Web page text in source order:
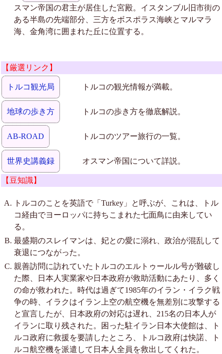
スマン帝国の君主が居住した宮殿。イスタンブル旧市街の
ある半島の先端部分、三方をボスポラス海峡とマルマラ
海、金角湾に囲まれた丘に位置する。
【厳選リンク】
トルコ観光局 トルコの観光情報が満載。
地球の歩き方 トルコの歩き方を徹底解説。
AB-ROAD トルコのツアー旅行の一覧。
世界史講義録 オスマン帝国について詳説。
【豆知識】
トルコのことを英語で「Turkey」と呼ぶが、これは、トル
コ経由でヨーロッパに持ちこまれた七面鳥に由来してい
る。
最盛期のスレイマンは、妃との愛に溺れ、政治が混乱して
衰退につながった。
親善訪問に訪れていたトルコのエルトゥールル号が難破し
た際、日本人実業家や日本政府が救助活動にあたり、多く
の命が救われた。時代は過ぎて1985年のイラン・イラク戦
争の時、イラクはイラン上空の航空機を無差別に攻撃する
と宣言したが、日本政府の対応は遅れ、215名の日本人が
イランに取り残された。困った駐イラン日本大使館は、ト
ルコ政府に救援を要請したところ、トルコ政府は快諾、ト
ルコ航空機を派遣して日本人全員を救出してくれた。